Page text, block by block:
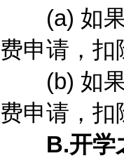
(a) 如果
费申请，扣
(b) 如果
费申请，扣
B.开学